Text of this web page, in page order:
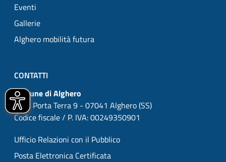
Eventi
Gallerie
Alghero mobilità futura
CONTATTI
Comune di Alghero
P.zza Porta Terra 9 - 07041 Alghero (SS)
Codice fiscale / P. IVA: 00249350901
Ufficio Relazioni con il Pubblico
Posta Elettronica Certificata